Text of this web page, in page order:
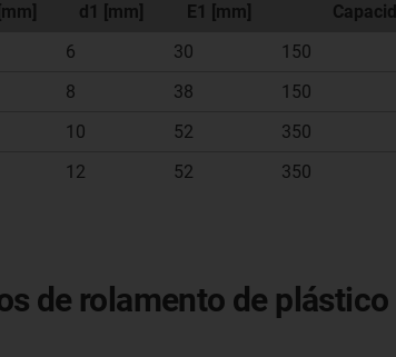
d1 [mm] E1 [mm]
6 30 150
8 38 150
10 52 350
12 52 350
de rolamento de